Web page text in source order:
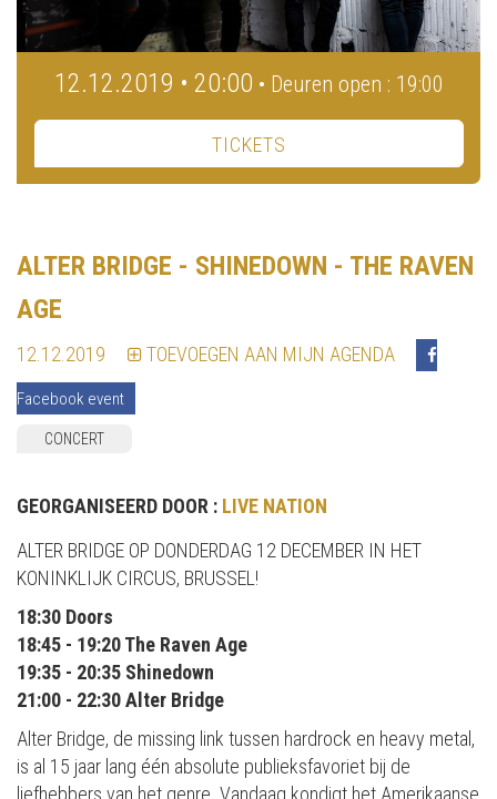
12.12.2019 • 20:00 • Deuren open : 19:00
TICKETS
ALTER BRIDGE - SHINEDOWN - THE RAVEN
AGE
12.12.2019 TOEVOEGEN AAN MIJN AGENDA
Facebook event
CONCERT
GEORGANISEERD DOOR : LIVE NATION
ALTER BRIDGE OP DONDERDAG 12 DECEMBER IN HET
KONINKLIJK CIRCUS, BRUSSEL!
18:30 Doors
18:45 - 19:20 The Raven Age
19:35 - 20:35 Shinedown
21:00 - 22:30 Alter Bridge
Alter Bridge, de missing link tussen hardrock en heavy metal,
is al 15 jaar lang één absolute publieksfavoriet bij de
liefhebbers van het genre. Vandaag kondigt het Amerikaanse